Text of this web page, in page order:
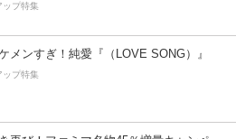
ップ特集
メンすぎ！純愛『（LOVE SONG）』
ップ特集